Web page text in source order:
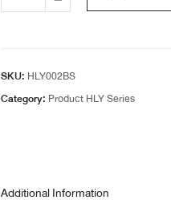
SKU: HLY002BS
Category: Product HLY Series
Additional Information